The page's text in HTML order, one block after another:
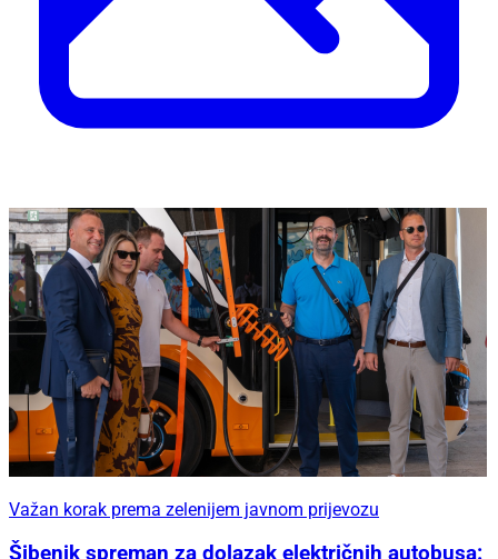
Važan korak prema zelenijem javnom prijevozu
Šibenik spreman za dolazak električnih autobusa: